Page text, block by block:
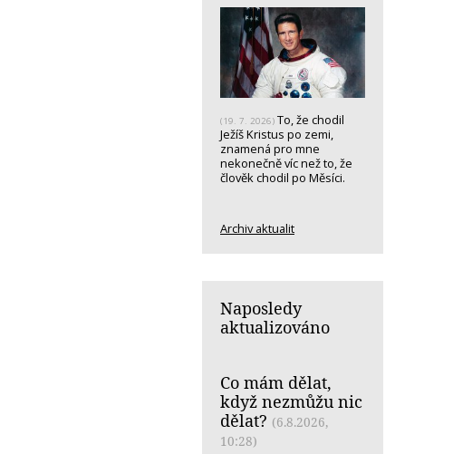
(19. 7. 2026) To, že chodil
Ježíš Kristus po zemi,
znamená pro mne
nekonečně víc než to, že
člověk chodil po Měsíci.
Archiv aktualit
Naposledy
aktualizováno
Co mám dělat,
když nezmůžu nic
dělat? (6.8.2026,
10:28)